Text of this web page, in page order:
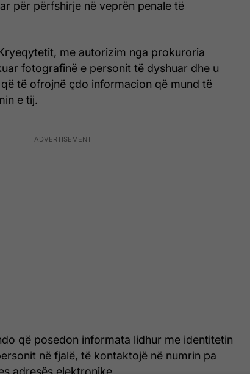
për përfshirje në veprën penale të
me autorizim nga prokuroria
fotografinë e personit të dyshuar dhe u
të ofrojnë çdo informacion që mund të
e tij.
që posedon informata lidhur me identitetin
në fjalë, të kontaktojë në numrin pa
adresës elektronike